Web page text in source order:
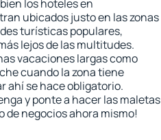
los hoteles en
ubicados justo en las zonas
turísticas populares,
lejos de las multitudes.
vacaciones largas como
cuando la zona tiene
ahí se hace obligatorio.
y ponte a hacer las maletas
de negocios ahora mismo!